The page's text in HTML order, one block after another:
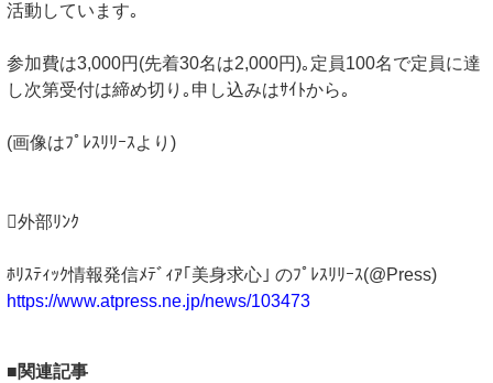
活動しています｡
参加費は3,000円(先着30名は2,000円)｡定員100名で定員に達
し次第受付は締め切り｡申し込みはｻｲﾄから｡
(画像はﾌﾟﾚｽﾘﾘｰｽより)
外部ﾘﾝｸ
ﾎﾘｽﾃｨｯｸ情報発信ﾒﾃﾞｨｱ｢美身求心｣ のﾌﾟﾚｽﾘﾘｰｽ(@Press)
https://www.atpress.ne.jp/news/103473
■関連記事